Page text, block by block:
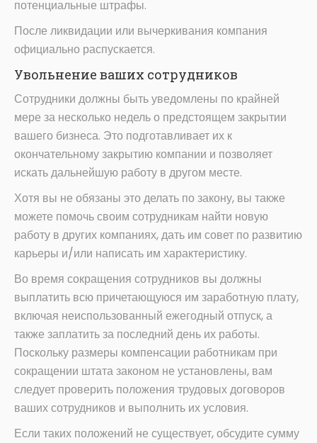
потенциальные штрафы.
После ликвидации или вычеркивания компания
официально распускается.
Увольнение ваших сотрудников
Сотрудники должны быть уведомлены по крайней
мере за несколько недель о предстоящем закрытии
вашего бизнеса. Это подготавливает их к
окончательному закрытию компании и позволяет
искать дальнейшую работу в другом месте.
Хотя вы не обязаны это делать по закону, вы также
можете помочь своим сотрудникам найти новую
работу в других компаниях, дать им совет по развитию
карьеры и/или написать им характеристику.
Во время сокращения сотрудников вы должны
выплатить всю причетающуюся им заработную плату,
включая неиспользованный ежегодный отпуск, а
также заплатить за последний день их работы.
Поскольку размеры компенсации работникам при
сокращении штата законом не установлены, вам
следует проверить положения трудовых договоров
ваших сотрудников и выполнить их условия.
Если таких положений не существует, обсудите сумму